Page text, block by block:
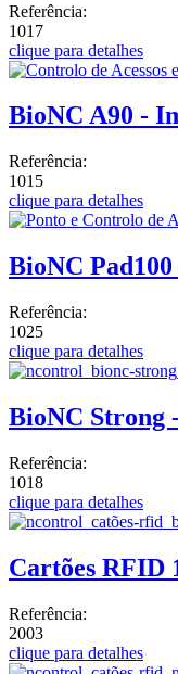
Referência:
1017
clique para detalhes
BioNC A90 -
Referência:
1015
clique para detalhes
BioNC
Referência:
1025
clique para detalhes
BioNC Strong
Referência:
1018
clique para detalhes
Cartões RFID
Referência:
2003
clique para detalhes